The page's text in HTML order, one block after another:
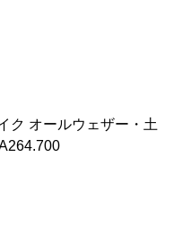
ク オールウェザー・土